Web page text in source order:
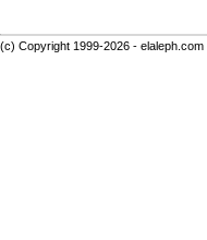
(c) Copyright 1999-2026 -